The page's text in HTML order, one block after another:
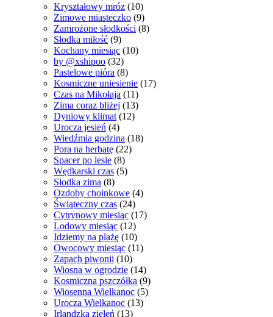
Kryształowy mróz (10)
Zimowe miasteczko (9)
Zamrożone słodkości (8)
Słodka miłość (9)
Kochany miesiąc (10)
by @xshipoo (32)
Pastelowe pióra (8)
Kosmiczne uniesienie (17)
Czas na Mikołaja (11)
Zima coraz bliżej (13)
Dyniowy klimat (12)
Urocza jesień (4)
Wiedźmia godzina (18)
Pora na herbatę (22)
Spacer po lesie (8)
Wędkarski czas (5)
Słodka zima (8)
Ozdoby choinkowe (4)
Świąteczny czas (24)
Cytrynowy miesiąc (17)
Lodowy miesiąc (12)
Idziemy na plażę (10)
Owocowy miesiąc (11)
Zapach piwonii (10)
Wiosna w ogrodzie (14)
Kosmiczna pszczółka (9)
Wiosenna Wielkanoc (5)
Urocza Wielkanoc (13)
Irlandzka zieleń (13)